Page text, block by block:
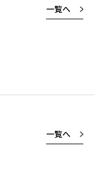
たが、厚くて
なく、しっか
一覧へ
一覧へ